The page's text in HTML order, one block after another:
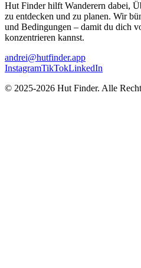
Hut Finder hilft Wanderern dabei,
zu entdecken und zu planen. Wir
und Bedingungen – damit du dich
konzentrieren kannst.
andrei@hutfinder.app
InstagramTikTokLinkedIn
© 2025-2026 Hut Finder. Alle